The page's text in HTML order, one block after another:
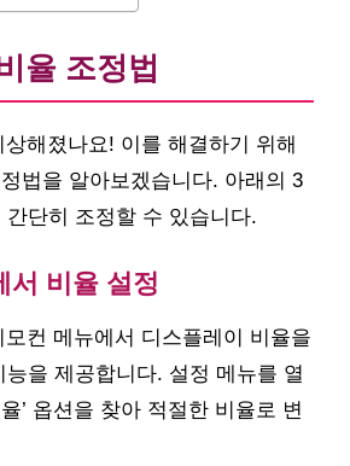
율 조정법
해졌나요! 이를 해결하기 위해
법을 알아보겠습니다. 아래의 3
간단히 조정할 수 있습니다.
서 비율 설정
컨 메뉴에서 디스플레이 비율을
을 제공합니다. 설정 메뉴를 열
율’ 옵션을 찾아 적절한 비율로 변